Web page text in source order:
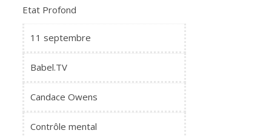
Etat Profond
11 septembre
Babel.TV
Candace Owens
Contrôle mental